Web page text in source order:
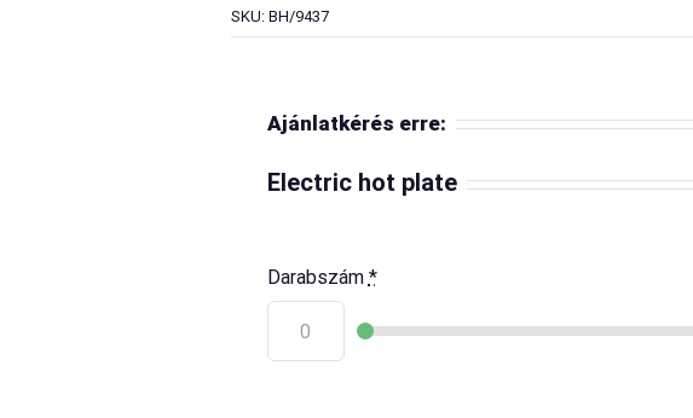
SKU: BH/9437
Ajánlatkérés erre:
Electric hot plate
Darabszám *